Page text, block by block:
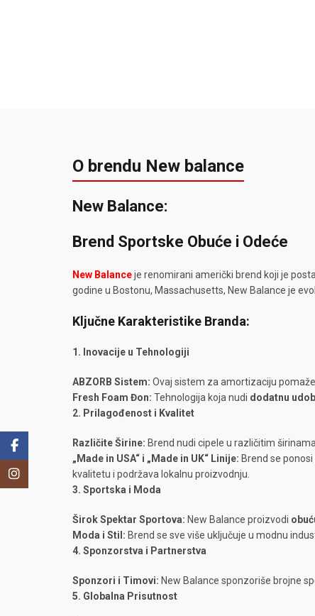
O brendu New balance
New Balance:
Brend Sportske Obuće i Odeće
New Balanceje renomirani američki brend koji je
godine u Bostonu, Massachusetts, New Balance je
Ključne Karakteristike Branda:
1. Inovacije u Tehnologiji
ABZORB Sistem: Ovaj sistem za amortizaciju
Fresh Foam Đon: Tehnologija koja nudi dodatnu
2. Prilagođenost i Kvalitet
Različite Širine: Brend nudi cipele u različitim
„Made in USA“ i „Made in UK“ Linije: Brend se
kvalitetu i podržava lokalnu proizvodnju.
3. Sportska i Moda
Širok Spektar Sportova: New Balance proizvodi
Moda i Stil: Brend se sve više uključuje u modnu
4. Sponzorstva i Partnerstva
Sponzori i Timovi: New Balance sponzoriše brojne
5. Globalna Prisutnost
Facebook
Instagram